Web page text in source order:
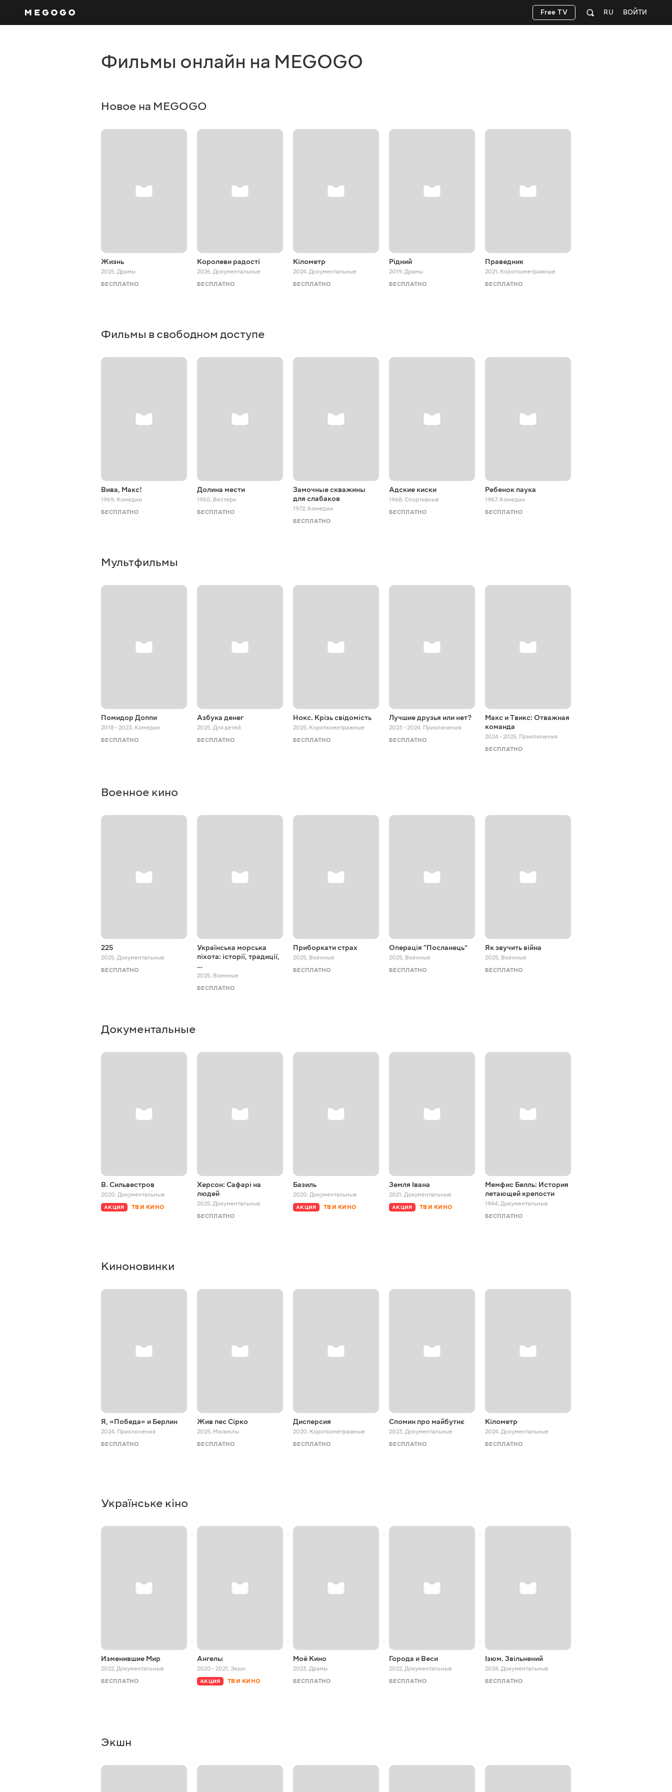
ВОЙТИ
RU
Free TV
Фильмы онлайн на MEGOGO
Новое на MEGOGO
Жизнь
2025, Драмы
БЕСПЛАТНО
Королеви радості
2026, Документальные
БЕСПЛАТНО
Кілометр
2024, Документальные
БЕСПЛАТНО
Рідний
2019, Драмы
БЕСПЛАТНО
Праведник
2021, Короткометражные
БЕСПЛАТНО
Фильмы в свободном доступе
Вива, Макс!
1969, Комедии
БЕСПЛАТНО
Долина мести
1950, Вестерн
БЕСПЛАТНО
Замочные скважины
для слабаков
1972, Комедии
БЕСПЛАТНО
Адские киски
1968, Спортивные
БЕСПЛАТНО
Ребенок паука
1967, Комедии
БЕСПЛАТНО
Мультфильмы
Помидор Доппи
2018 - 2023, Комедии
БЕСПЛАТНО
Азбука денег
2025, Для детей
БЕСПЛАТНО
Нокс. Крізь свідомість
2025, Короткометражные
БЕСПЛАТНО
Лучшие друзья или нет?
2023 - 2024, Приключения
БЕСПЛАТНО
Макс и Твикс: Отважная
команда
2024 - 2025, Приключения
БЕСПЛАТНО
Военное кино
225
2025, Документальные
БЕСПЛАТНО
Українська морська
піхота: історії, традиції,
…
2025, Военные
БЕСПЛАТНО
Приборкати страх
2025, Военные
БЕСПЛАТНО
Операція “Посланець”
2025, Военные
БЕСПЛАТНО
Як звучить війна
2025, Военные
БЕСПЛАТНО
Документальные
В. Сильвестров
2020, Документальные
АКЦИЯ ТВ И КИНО
Херсон: Сафарі на
людей
2025, Документальные
БЕСПЛАТНО
Базиль
2020, Документальные
АКЦИЯ ТВ И КИНО
Земля Івана
2021, Документальные
АКЦИЯ ТВ И КИНО
Мемфис Белль: История
летающей крепости
1944, Документальные
БЕСПЛАТНО
Киноновинки
Я, «Победа» и Берлин
2024, Приключения
БЕСПЛАТНО
Жив пес Сірко
2025, Мюзиклы
БЕСПЛАТНО
Дисперсия
2020, Короткометражные
БЕСПЛАТНО
Спомин про майбутнє
2023, Документальные
БЕСПЛАТНО
Кілометр
2024, Документальные
БЕСПЛАТНО
Українське кіно
Изменившие Мир
2022, Документальные
БЕСПЛАТНО
Ангелы
2020 - 2021, Экшн
АКЦИЯ ТВ И КИНО
Моё Кино
2023, Драмы
БЕСПЛАТНО
Города и Веси
2022, Документальные
БЕСПЛАТНО
Ізюм. Звільнений
2024, Документальные
БЕСПЛАТНО
Экшн